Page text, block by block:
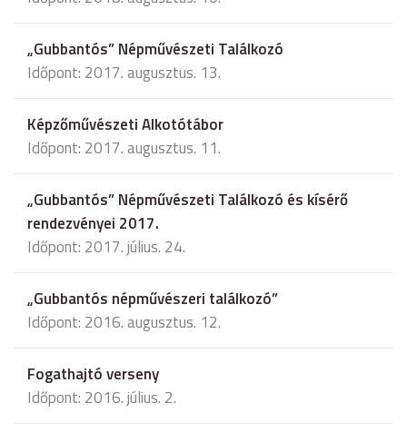
„Gubbantós” Népművészeti Találkozó
Időpont: 2017. augusztus. 13.
Képzőművészeti Alkotótábor
Időpont: 2017. augusztus. 11.
„Gubbantós” Népművészeti Találkozó és kísérő
rendezvényei 2017.
Időpont: 2017. július. 24.
„Gubbantós népművészeri találkozó”
Időpont: 2016. augusztus. 12.
Fogathajtó verseny
Időpont: 2016. július. 2.